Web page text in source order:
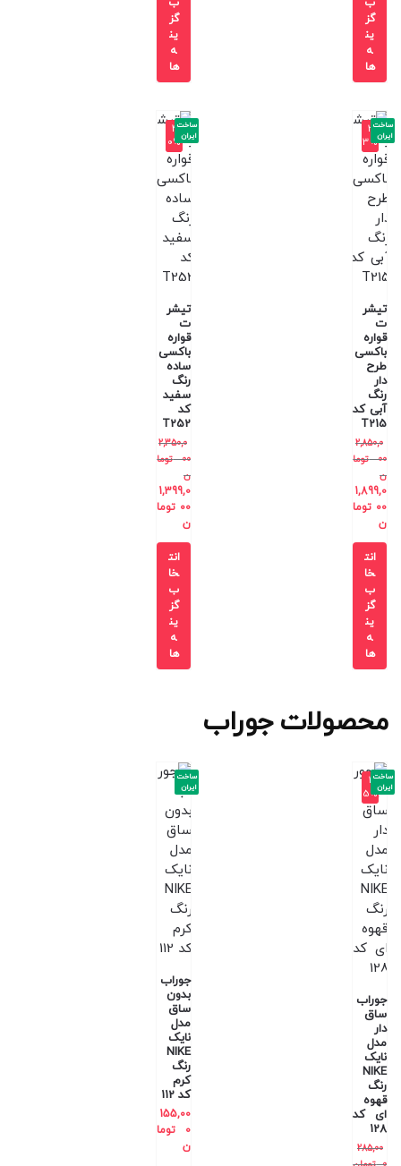
گز
ین
ه
ها
گز
ین
ه
ها
-3
3%
تیشر
ت
قواره
باکسی
طرح
دار
رنگ
آبی کد
T215
2,850,0
00
توما
ن
1,899,0
00 توما
ن
ساخت
ایران
انت
خا
ب
گز
ین
ه
ها
-4
0%
تیشر
ت
قواره
باکسی
ساده
رنگ
سفید
کد
T252
2,350,0
00
توما
ن
1,399,0
00 توما
ن
ساخت
ایران
انت
خا
ب
گز
ین
ه
ها
محصولات جوراب
-3
5%
جوراب
ساق
دار
مدل
نایک
NIKE
رنگ
قهوه
ای کد
128
285,00
ساخت
ایران
جوراب
بدون
ساق
مدل
نایک
NIKE
رنگ
کرم
کد 112
155,00
0
توما
ن
ساخت
ایران